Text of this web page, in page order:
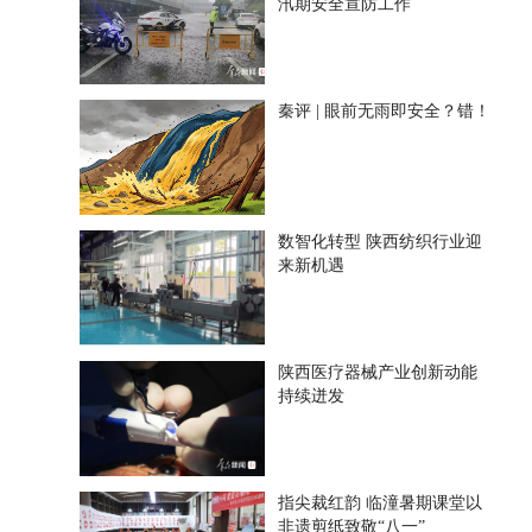
汛期安全宣防工作
秦评 | 眼前无雨即安全？错！
数智化转型 陕西纺织行业迎
来新机遇
陕西医疗器械产业创新动能
持续迸发
指尖裁红韵 临潼暑期课堂以
非遗剪纸致敬“八一”